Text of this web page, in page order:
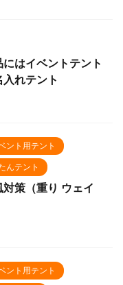
はイベントテント
れテント
ント用テント
んテント
策（重り ウェイ
ント用テント